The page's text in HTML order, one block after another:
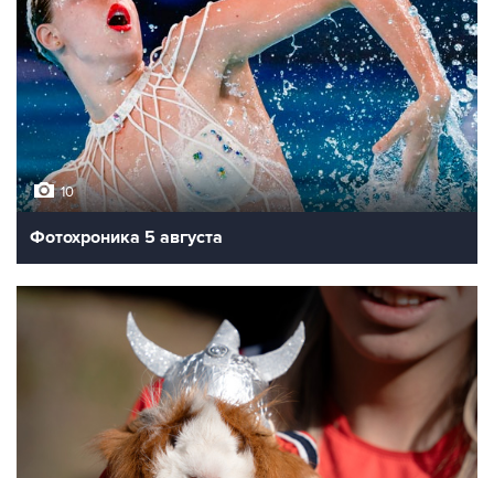
10
Фотохроника 5 августа